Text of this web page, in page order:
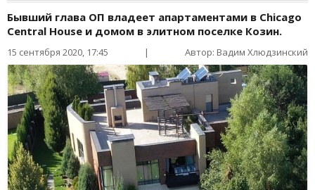
Бывший глава ОП владеет апартаментами в Chicago
Central House и домом в элитном поселке Козин.
15 сентября 2020, 17:45 | Автор: Вадим Хлюдзинский